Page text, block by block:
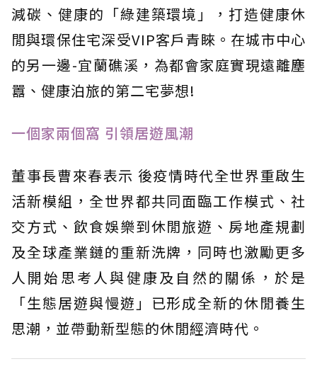
減碳、健康的「綠建築環境」，打造健康休
閒與環保住宅深受VIP客戶青睞。在城市中心
的另一邊-宜蘭礁溪，為都會家庭實現遠離塵
囂、健康泊旅的第二宅夢想!
一個家兩個窩 引領居遊風潮
董事長曹來春表示 後疫情時代全世界重啟生
活新模組，全世界都共同面臨工作模式、社
交方式、飲食娛樂到休閒旅遊、房地產規劃
及全球產業鏈的重新洗牌，同時也激勵更多
人開始思考人與健康及自然的關係，於是
「生態居遊與慢遊」已形成全新的休閒養生
思潮，並帶動新型態的休閒經濟時代。